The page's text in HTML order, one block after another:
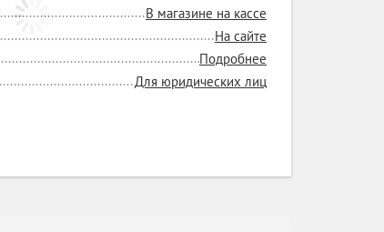
В магазине на кассе
На сайте
Подробнее
Для юридических лиц